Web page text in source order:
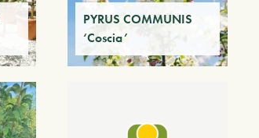
PYRUS COMMUNIS
‘Coscia’